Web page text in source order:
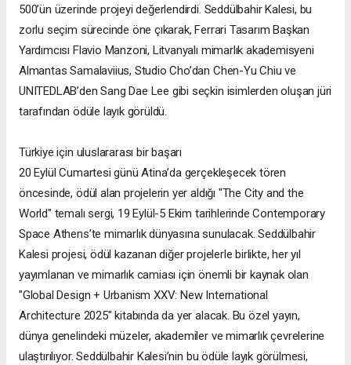
500’ün üzerinde projeyi değerlendirdi. Seddülbahir Kalesi, bu
zorlu seçim sürecinde öne çıkarak, Ferrari Tasarım Başkan
Yardımcısı Flavio Manzoni, Litvanyalı mimarlık akademisyeni
Almantas Samalaviius, Studio Cho’dan Chen-Yu Chiu ve
UNITEDLAB’den Sang Dae Lee gibi seçkin isimlerden oluşan jüri
tarafından ödüle layık görüldü.
Türkiye için uluslararası bir başarı
20 Eylül Cumartesi günü Atina’da gerçekleşecek tören
öncesinde, ödül alan projelerin yer aldığı "The City and the
World" temalı sergi, 19 Eylül-5 Ekim tarihlerinde Contemporary
Space Athens’te mimarlık dünyasına sunulacak. Seddülbahir
Kalesi projesi, ödül kazanan diğer projelerle birlikte, her yıl
yayımlanan ve mimarlık camiası için önemli bir kaynak olan
"Global Design + Urbanism XXV: New International
Architecture 2025" kitabında da yer alacak. Bu özel yayın,
dünya genelindeki müzeler, akademiler ve mimarlık çevrelerine
ulaştırılıyor. Seddülbahir Kalesi’nin bu ödüle layık görülmesi,